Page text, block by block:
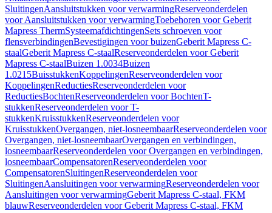
SluitingenAansluitstukken voor verwarmingReserveonderdelen
voor Aansluitstukken voor verwarmingToebehoren voor Geberit
Mapress ThermSysteemafdichtingenSets schroeven voor
flensverbindingenBevestigingen voor buizenGeberit Mapress C-
staalGeberit Mapress C-staalReserveonderdelen voor Geberit
Mapress C-staalBuizen 1.0034Buizen
1.0215BuisstukkenKoppelingenReserveonderdelen voor
KoppelingenReductiesReserveonderdelen voor
ReductiesBochtenReserveonderdelen voor BochtenT-
stukkenReserveonderdelen voor T-
stukkenKruisstukkenReserveonderdelen voor
KruisstukkenOvergangen, niet-losneembaarReserveonderdelen voor
Overgangen, niet-losneembaarOvergangen en verbindingen,
losneembaarReserveonderdelen voor Overgangen en verbindingen,
losneembaarCompensatorenReserveonderdelen voor
CompensatorenSluitingenReserveonderdelen voor
SluitingenAansluitingen voor verwarmingReserveonderdelen voor
Aansluitingen voor verwarmingGeberit Mapress C-staal, FKM
blauwReserveonderdelen voor Geberit Mapress C-staal, FKM